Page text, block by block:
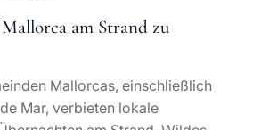
Herzstück bildet die Platja de
markanten Felseninsel und der
umgeben von Luxusvillen,
Apartmentanlagen.